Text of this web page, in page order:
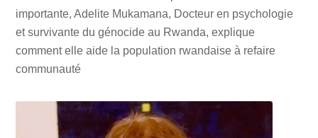
importante, Adelite Mukamana, Docteur en psychologie
et survivante du génocide au Rwanda, explique
comment elle aide la population rwandaise à refaire
communauté